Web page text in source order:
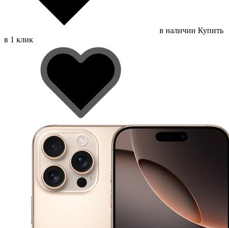
в наличии Купить
в 1 клик